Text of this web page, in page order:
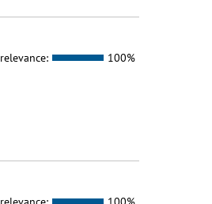
relevance: 100%